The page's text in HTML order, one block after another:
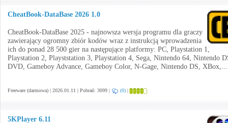
CheatBook-DataBase 2026 1.0
CheatBook-DataBase 2025 - najnowsza wersja programu dla graczy
zawierający ogromny zbiór kodów wraz z instrukcją wprowadzenia
ich do ponad 28 500 gier na następujące platformy: PC, Playstation 1,
Playstation 2, Playststation 3, Playstation 4, Sega, Nintendo 64, Nintendo
DVD, Gameboy Advance, Gameboy Color, N-Gage, Nintendo DS,
Freeware (darmowa) | 2026.01.11 | Pobrań: 3099 | (0) |
5KPlayer 6.11